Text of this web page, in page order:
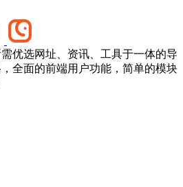
优选网址、资讯、工具于一体的导
全面的前端用户功能，简单的模块